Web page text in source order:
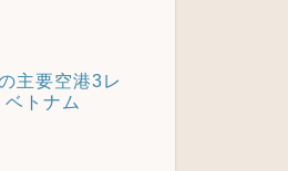
主要空港3レ
トナム